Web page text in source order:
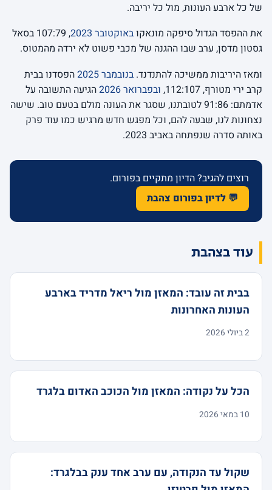
של כל ארבע העונות, מול כל יריבה.
את ההפסד הגדול סיפקה מונאקובאוקטובר 2023
, 107:79 בסאל
גסטון מדסן, ערב שבו ההגנה של מכבי פשוט לא ירדה מהמטוס.
ומאז היריבות ממשיכה להתנדנד. בנובמבר 2025
הפסדנו בבית
קרב ירי מטורף, 112:107,
ובפברואר 2026
הגיעה התשובה על
אדמתם: 91:86 לטובתנו, שסגר את העונה מולם בטעם טוב. שישה
נצחונות לנו, שבעה להם, וכל מפגש חדש מרגיש כמו עוד פרק
באותה סדרה שנפתחה באביב 2023.
רוצים להגיב? הדיון מתקיים בפורום.
💬 לדיון בפורום צהבת
עוד בצהבת
בבית זה עובד: המאזן מול ריאל מדריד בארבע
העונות האחרונות
2 ביולי 2026
הכל על נקודה: המאזן מול הכוכב האדום בלגרד
10 במאי 2026
שקול עד הנקודה, עם ערב אחד ענק בבלגרד: